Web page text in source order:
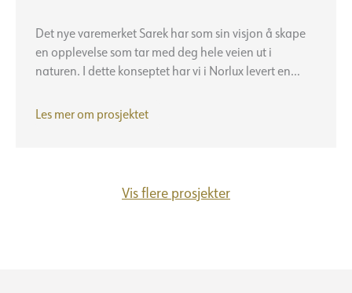
Det nye varemerket Sarek har som sin visjon å skape
en opplevelse som tar med deg hele veien ut i
naturen. I dette konseptet har vi i Norlux levert en…
Les mer om prosjektetSarek
Vis flere prosjekter